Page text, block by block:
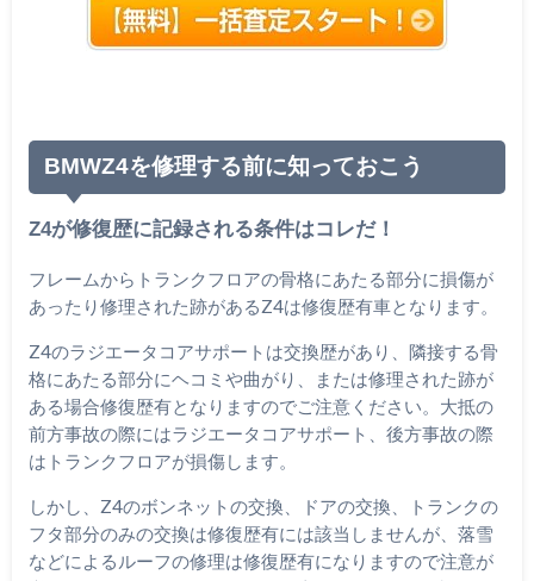
BMWZ4を修理する前に知っておこう
Z4が修復歴に記録される条件はコレだ！
フレームからトランクフロアの骨格にあたる部分に損傷が
あったり修理された跡があるZ4は修復歴有車となります。
Z4のラジエータコアサポートは交換歴があり、隣接する骨
格にあたる部分にヘコミや曲がり、または修理された跡が
ある場合修復歴有となりますのでご注意ください。大抵の
前方事故の際にはラジエータコアサポート、後方事故の際
はトランクフロアが損傷します。
しかし、Z4のボンネットの交換、ドアの交換、トランクの
フタ部分のみの交換は修復歴有には該当しませんが、落雪
などによるルーフの修理は修復歴有になりますので注意が